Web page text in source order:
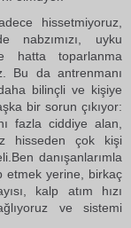
hissetmiyoruz,
nabzımızı, uyku
hatta toparlanma
Bu da antrenmanı
bilinçli ve kişiye
bir sorun çıkıyor:
fazla ciddiye alan,
hisseden çok kişi
danışanlarımla
etmek yerine, birkaç
kalp atım hızı
ve sistemi